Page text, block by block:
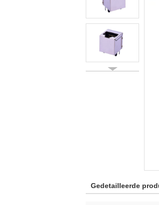
Gedetailleerde